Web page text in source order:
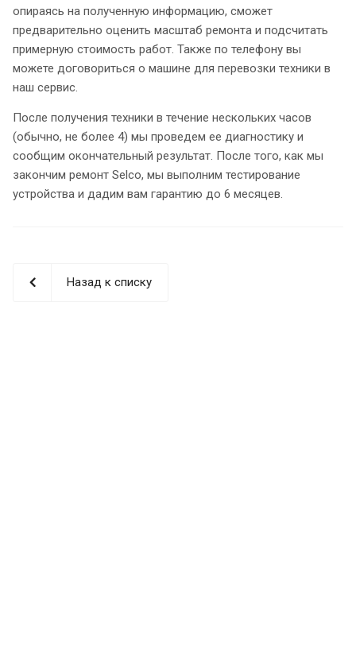
опираясь на полученную информацию, сможет
предварительно оценить масштаб ремонта и подсчитать
примерную стоимость работ. Также по телефону вы
можете договориться о машине для перевозки техники в
наш сервис.
После получения техники в течение нескольких часов
(обычно, не более 4) мы проведем ее диагностику и
сообщим окончательный результат. После того, как мы
закончим ремонт Selco, мы выполним тестирование
устройства и дадим вам гарантию до 6 месяцев.
Назад к списку